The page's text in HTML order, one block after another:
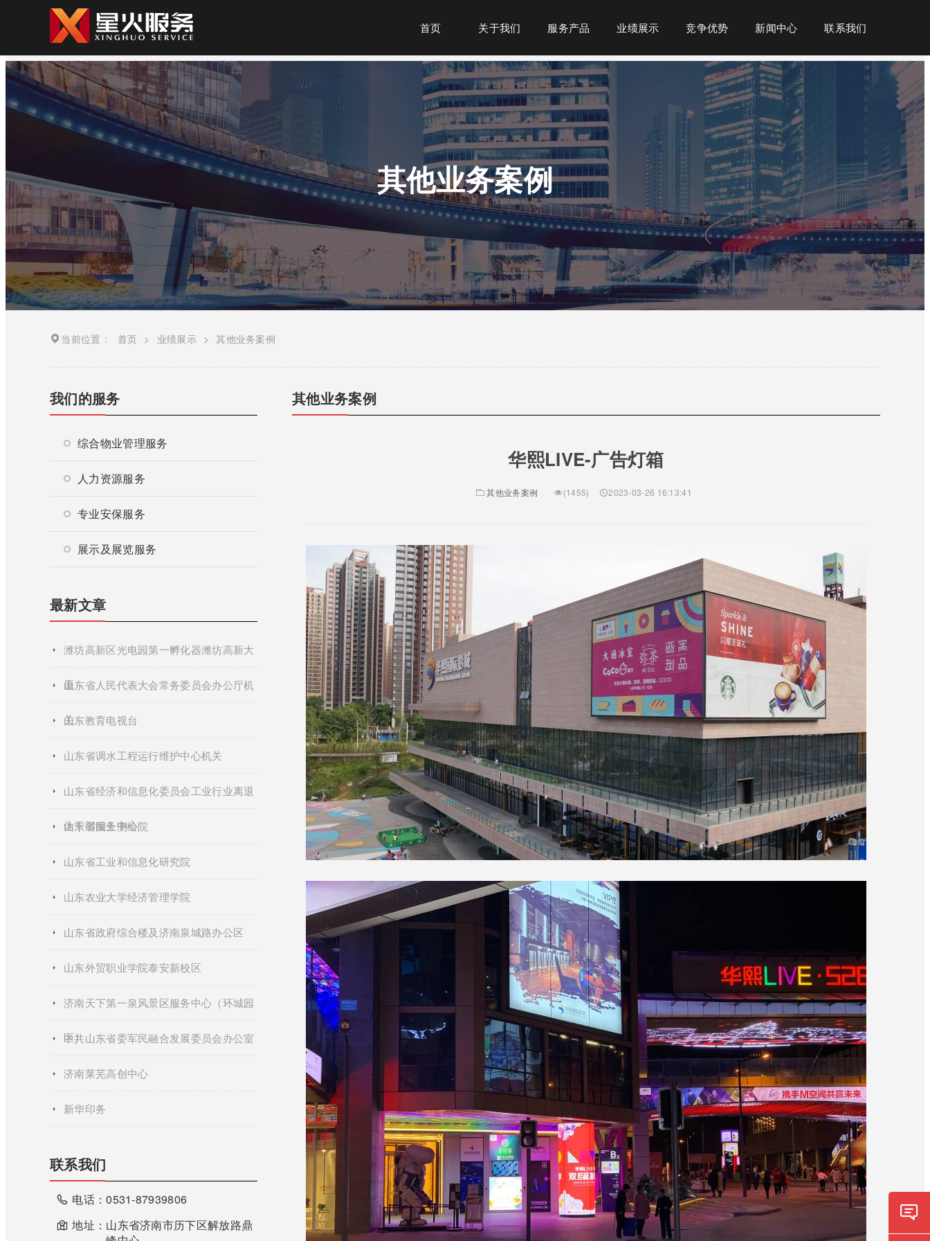
首页 关于我们 服务产品 业绩展示 竞争优势 新闻中心 联系我们
其他业务案例
当前位置： 首页 > 业绩展示 > 其他业务案例
我们的服务
综合物业管理服务
人力资源服务
专业安保服务
展示及展览服务
最新文章
潍坊高新区光电园第一孵化器潍坊高新大
厦
山东省人民代表大会常务委员会办公厅机
关
山东教育电视台
山东省调水工程运行维护中心机关
山东省经济和信息化委员会工业行业离退
休干部服务中心
山东省国土测绘院
山东省工业和信息化研究院
山东农业大学经济管理学院
山东省政府综合楼及济南泉城路办公区
山东外贸职业学院泰安新校区
济南天下第一泉风景区服务中心（环城园
区）
中共山东省委军民融合发展委员会办公室
济南莱芜高创中心
新华印务
联系我们
电话：0531-87939806
地址： 山东省济南市历下区解放路鼎
其他业务案例
华熙LIVE-广告灯箱
其他业务案例 (1455) 2023-03-26 16:13:41